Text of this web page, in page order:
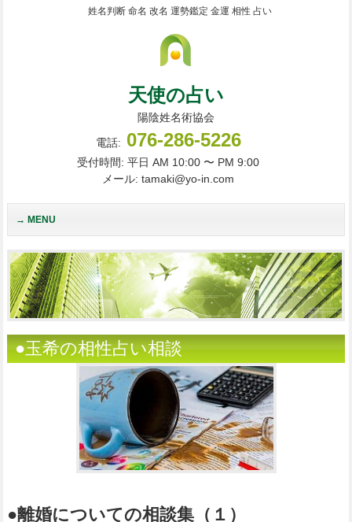
姓名判断 命名 改名 運勢鑑定 金運 相性 占い
天使の占い
陽陰姓名術協会
電話: 076-286-5226
受付時間: 平日 AM 10:00 〜 PM 9:00
メール: tamaki@yo-in.com
MENU
●玉希の相性占い相談
●離婚についての相談集（１）